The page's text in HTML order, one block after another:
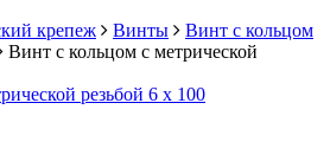
крепеж Винты
Винт с кольцом
Винт с кольцом с метрической